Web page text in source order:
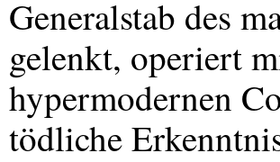
Generalstab des
gelenkt, operiert
hypermodernen
tödliche